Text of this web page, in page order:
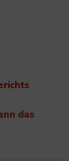
das